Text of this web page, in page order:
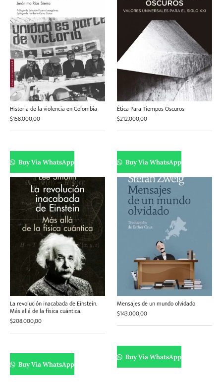
Historia de la violencia en Colombia
$158.000,00
Buy Via WhatsApp
Ética Para Tiempos Oscuros
$212.000,00
Buy Via WhatsApp
La revolución inacabada de Einstein.
Más allá de la física cuántica.
$208.000,00
Buy Via WhatsApp
Mensajes de un mundo olvidado
$143.000,00
Buy Via WhatsApp